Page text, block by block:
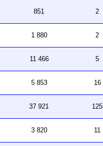
851 2
1 880 2
11 466 5
5 853 16
37 921 125
3 820 11